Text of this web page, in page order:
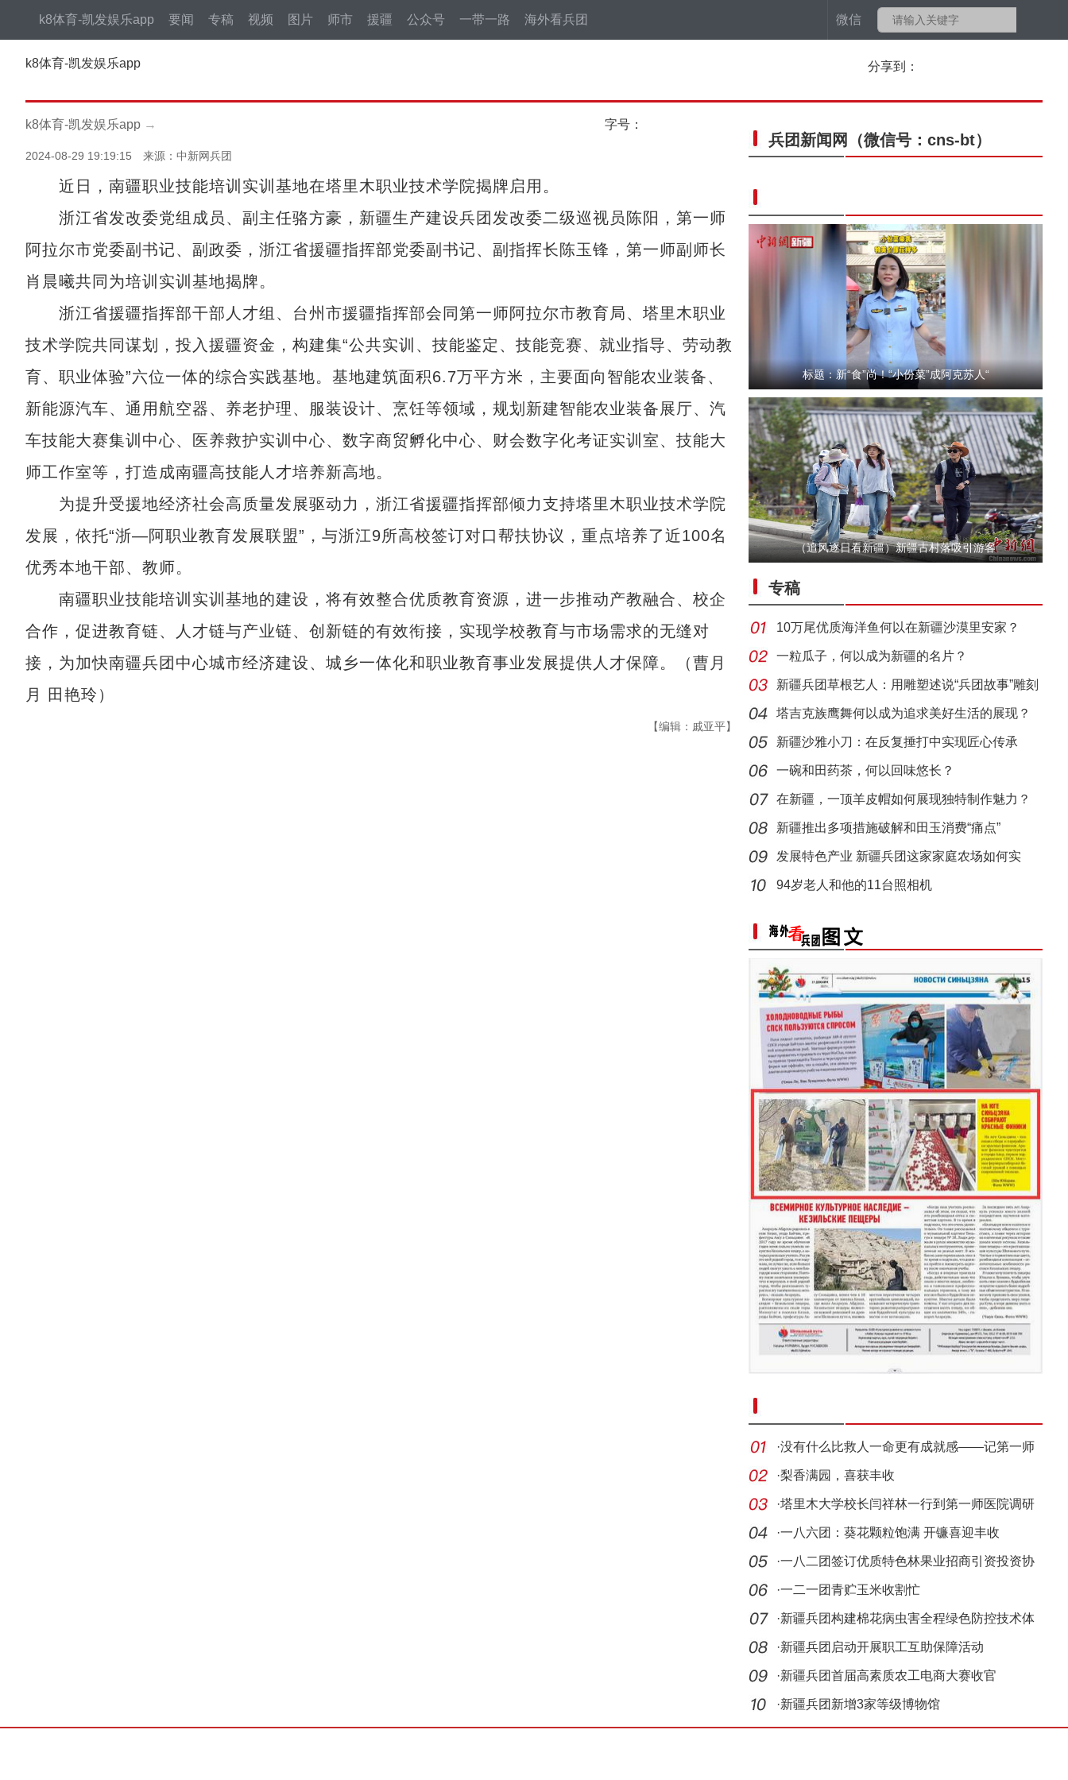
微信
k8体育-凯发娱乐app 要闻 专稿 视频 图片 师市 援疆 公众号 一带一路 海外看兵团
k8体育-凯发娱乐app 分享到：
k8体育-凯发娱乐app → 字号：
2024-08-29 19:19:15 来源：中新网兵团
近日，南疆职业技能培训实训基地在塔里木职业技术学院揭牌启用。
浙江省发改委党组成员、副主任骆方豪，新疆生产建设兵团发改委二级巡视员陈阳，第一师
阿拉尔市党委副书记、副政委，浙江省援疆指挥部党委副书记、副指挥长陈玉锋，第一师副师长
肖晨曦共同为培训实训基地揭牌。
浙江省援疆指挥部干部人才组、台州市援疆指挥部会同第一师阿拉尔市教育局、塔里木职业
技术学院共同谋划，投入援疆资金，构建集“公共实训、技能鉴定、技能竞赛、就业指导、劳动教
育、职业体验”六位一体的综合实践基地。基地建筑面积6.7万平方米，主要面向智能农业装备、
新能源汽车、通用航空器、养老护理、服装设计、烹饪等领域，规划新建智能农业装备展厅、汽
车技能大赛集训中心、医养救护实训中心、数字商贸孵化中心、财会数字化考证实训室、技能大
师工作室等，打造成南疆高技能人才培养新高地。
为提升受援地经济社会高质量发展驱动力，浙江省援疆指挥部倾力支持塔里木职业技术学院
发展，依托“浙—阿职业教育发展联盟”，与浙江9所高校签订对口帮扶协议，重点培养了近100名
优秀本地干部、教师。
南疆职业技能培训实训基地的建设，将有效整合优质教育资源，进一步推动产教融合、校企
合作，促进教育链、人才链与产业链、创新链的有效衔接，实现学校教育与市场需求的无缝对
接，为加快南疆兵团中心城市经济建设、城乡一体化和职业教育事业发展提供人才保障。（曹月
月 田艳玲）
【编辑：戚亚平】
兵团新闻网 （微信号：cns-bt）
标题：新“食”尚！“小份菜”成阿克苏人“
“五一”假期，开都河天鹅湾迎客流高峰
“阿克苏是个好地方·四季之美”——《走进
（追风逐日看新疆）新疆古村落吸引游客
专稿
10万尾优质海洋鱼何以在新疆沙漠里安家？
一粒瓜子，何以成为新疆的名片？
新疆兵团草根艺人：用雕塑述说“兵团故事”雕刻
别
塔吉克族鹰舞何以成为追求美好生活的展现？
新疆沙雅小刀：在反复捶打中实现匠心传承
一碗和田药茶，何以回味悠长？
在新疆，一顶羊皮帽如何展现独特制作魅力？
新疆推出多项措施破解和田玉消费“痛点”
发展特色产业 新疆兵团这家家庭农场如何实
现“南果
94岁老人和他的11台照相机
·没有什么比救人一命更有成就感——记第一师
医院援
·梨香满园，喜获丰收
·塔里木大学校长闫祥林一行到第一师医院调研
指导临
·一八六团：葵花颗粒饱满 开镰喜迎丰收
·一八二团签订优质特色林果业招商引资投资协
议
·一二一团青贮玉米收割忙
·新疆兵团构建棉花病虫害全程绿色防控技术体
系
·新疆兵团启动开展职工互助保障活动
·新疆兵团首届高素质农工电商大赛收官
·新疆兵团新增3家等级博物馆